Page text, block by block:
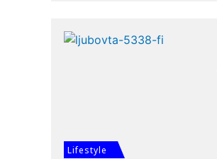
Lifestyle